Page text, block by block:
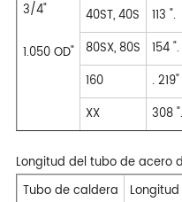
3/4"
1.050 OD"
40ST, 40S
113 ".
80SX, 80S
154 ".
160
. 219"
XX
308 ".
Longitud del tubo de acero
Tubo de caldera